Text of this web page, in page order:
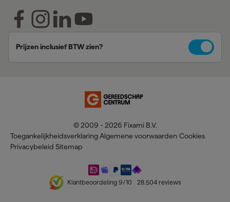
Prijzen inclusief BTW zien?
© 2009 - 2026 Fixami B.V.
Toegankelijkheidsverklaring Algemene voorwaarden Cookies
Privacybeleid Sitemap
Klantbeoordeling 9/10 28.504 reviews